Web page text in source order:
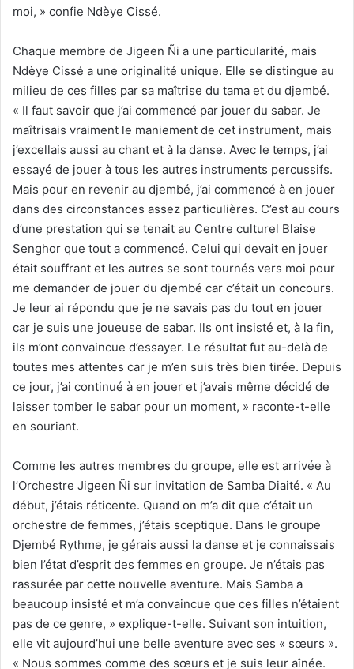
moi, » confie Ndèye Cissé.
Chaque membre de Jigeen Ñi a une particularité, mais
Ndèye Cissé a une originalité unique. Elle se distingue au
milieu de ces filles par sa maîtrise du tama et du djembé.
« Il faut savoir que j’ai commencé par jouer du sabar. Je
maîtrisais vraiment le maniement de cet instrument, mais
j’excellais aussi au chant et à la danse. Avec le temps, j’ai
essayé de jouer à tous les autres instruments percussifs.
Mais pour en revenir au djembé, j’ai commencé à en jouer
dans des circonstances assez particulières. C’est au cours
d’une prestation qui se tenait au Centre culturel Blaise
Senghor que tout a commencé. Celui qui devait en jouer
était souffrant et les autres se sont tournés vers moi pour
me demander de jouer du djembé car c’était un concours.
Je leur ai répondu que je ne savais pas du tout en jouer
car je suis une joueuse de sabar. Ils ont insisté et, à la fin,
ils m’ont convaincue d’essayer. Le résultat fut au-delà de
toutes mes attentes car je m’en suis très bien tirée. Depuis
ce jour, j’ai continué à en jouer et j’avais même décidé de
laisser tomber le sabar pour un moment, » raconte-t-elle
en souriant.
Comme les autres membres du groupe, elle est arrivée à
l’Orchestre Jigeen Ñi sur invitation de Samba Diaité. « Au
début, j’étais réticente. Quand on m’a dit que c’était un
orchestre de femmes, j’étais sceptique. Dans le groupe
Djembé Rythme, je gérais aussi la danse et je connaissais
bien l’état d’esprit des femmes en groupe. Je n’étais pas
rassurée par cette nouvelle aventure. Mais Samba a
beaucoup insisté et m’a convaincue que ces filles n’étaient
pas de ce genre, » explique-t-elle. Suivant son intuition,
elle vit aujourd’hui une belle aventure avec ses « sœurs ».
« Nous sommes comme des sœurs et je suis leur aînée.